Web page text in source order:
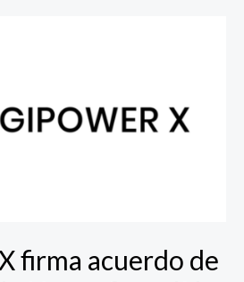
firma acuerdo de